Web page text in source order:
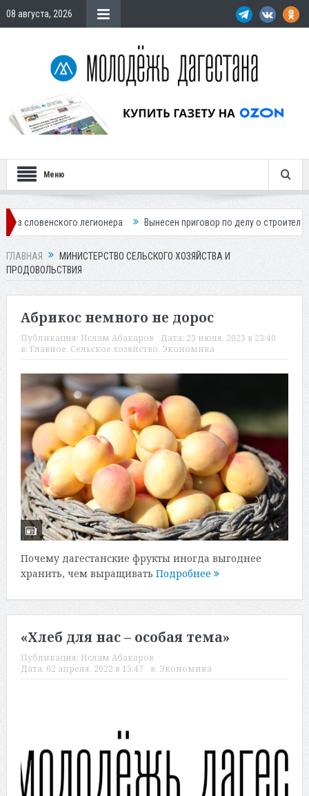
08 августа, 2026
Меню
легионера Вынесен приговор по делу о строительстве
ГЛАВНАЯ
МИНИСТЕРСТВО СЕЛЬСКОГО ХОЗЯЙСТВА И
ПРОДОВОЛЬСТВИЯ
Абрикос немного не дорос
Публикация: Ислам Абакаров Дата: 23 июля, 2023 в 23:40
в: Главное, Сельское хозяйство, Экономика
Почему дагестанские фрукты иногда выгоднее
хранить, чем выращивать Подробнее
«Хлеб для нас – особая тема»
Публикация: Ислам Абакаров
Дата: 02 апреля, 2022 в 15:47 в: Экономика